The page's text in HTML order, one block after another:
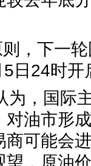
则，下一
日24时开
为，国际
油市形
可能会
，原油